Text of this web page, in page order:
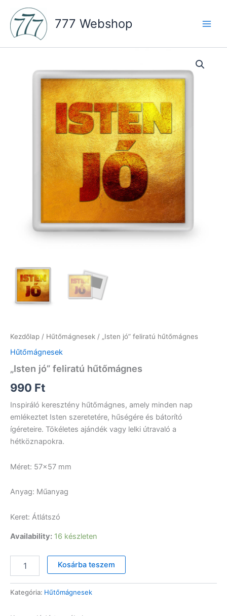
content
777 Webshop
Kezdőlap / Hűtőmágnesek / „Isten jó” feliratú hűtőmágnes
Hűtőmágnesek
„Isten jó” feliratú hűtőmágnes
990 Ft
Inspiráló keresztény hűtőmágnes, amely minden nap
emlékeztet Isten szeretetére, hűségére és bátorító
ígéreteire. Tökéletes ajándék vagy lelki útravaló a
hétköznapokra.
Méret: 57×57 mm
Anyag: Műanyag
Keret: Átlátszó
Availability: 16 készleten
hűtőmágnes
Kosárba teszem
Kategória: Hűtőmágnesek